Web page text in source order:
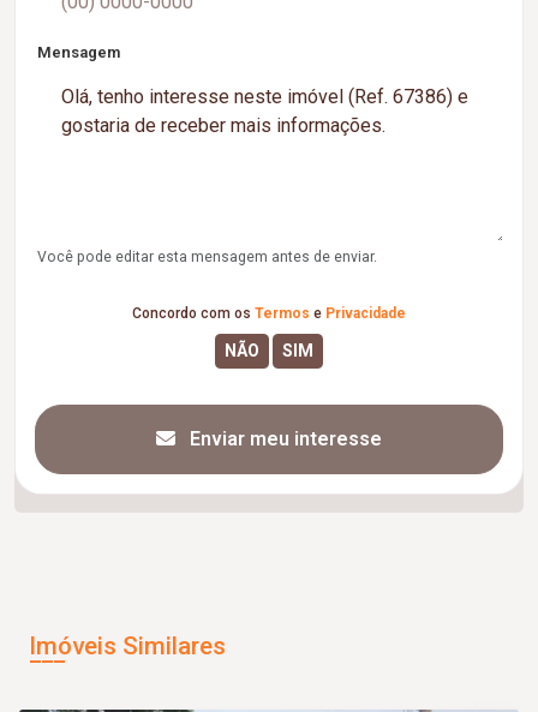
Mensagem
Você pode editar esta mensagem antes de enviar.
Concordo com os Termos e Privacidade
Enviar meu interesse
Imóveis Similares